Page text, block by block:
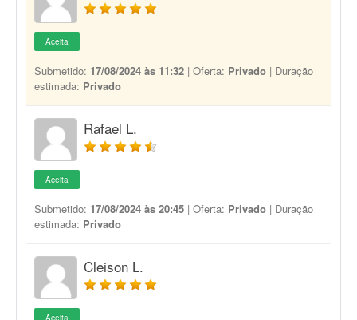
Aceita
Submetido: 17/08/2024 às 11:32 | Oferta: Privado | Duração
estimada: Privado
Rafael L.
Aceita
Submetido: 17/08/2024 às 20:45 | Oferta: Privado | Duração
estimada: Privado
Cleison L.
Aceita